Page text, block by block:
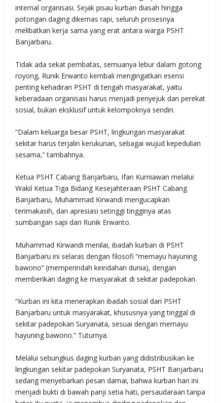
internal organisasi. Sejak pisau kurban diasah hingga
potongan daging dikemas rapi, seluruh prosesnya
melibatkan kerja sama yang erat antara warga PSHT
Banjarbaru.
Tidak ada sekat pembatas, semuanya lebur dalam gotong
royong, Runik Erwanto kembali mengingatkan esensi
penting kehadiran PSHT di tengah masyarakat, yaitu
keberadaan organisasi harus menjadi penyejuk dan perekat
sosial, bukan eksklusif untuk kelompoknya sendiri.
“Dalam keluarga besar PSHT, lingkungan masyarakat
sekitar harus terjalin kerukunan, sebagai wujud kepedulian
sesama,” tambahnya.
Ketua PSHT Cabang Banjarbaru, Ifan Kurniawan melalui
Wakil Ketua Tiga Bidang Kesejahteraan PSHT Cabang
Banjarbaru, Muhammad Kirwandi mengucapkan
terimakasih, dan apresiasi setinggi tingginya atas
sumbangan sapi dari Runik Erwanto.
Muhammad Kirwandi menilai, ibadah kurban di PSHT
Banjarbaru ini selaras dengan filosofi “memayu hayuning
bawono” (memperindah keindahan dunia), dengan
memberikan daging ke masyarakat di sekitar padepokan.
“Kurban ini kita menerapkan ibadah sosial dari PSHT
Banjarbaru untuk masyarakat, khususnya yang tinggal di
sekitar padepokan Suryanata, sesuai dengan memayu
hayuning bawono.” Tuturnya.
Melalui sebungkus daging kurban yang didistribusikan ke
lingkungan sekitar padepokan Suryanata, PSHT Banjarbaru
sedang menyebarkan pesan damai, bahwa kurban hari ini
menjadi bukti di bawah panji setia hati, persaudaraan tanpa